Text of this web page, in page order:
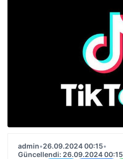
admin•26.09.2024 00:15•
Güncellendi: 26.09.2024 00:15